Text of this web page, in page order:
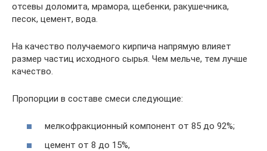
отсевы доломита, мрамора, щебенки, ракушечника,
песок, цемент, вода.
На качество получаемого кирпича напрямую влияет
размер частиц исходного сырья. Чем мельче, тем лучше
качество.
Пропорции в составе смеси следующие:
мелкофракционный компонент от 85 до 92%;
цемент от 8 до 15%,